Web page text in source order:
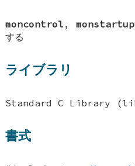
moncontrol , monstartup
する
ライブラリ
Standard C Library
書式